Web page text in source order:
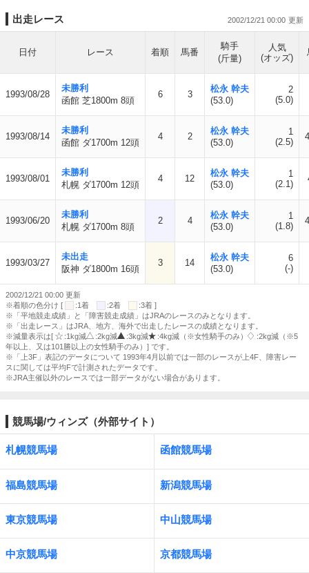
出走レース 2002/12/21 00:00
日付 レース 着順 馬番
騎手
(斤量)
人気
(オッズ)
1993/08/28
未勝利
函館 芝1800m 8頭
6 3
松永 幹夫
(53.0)
2
(5.0)
1993/08/14
未勝利
函館 ダ1700m 12頭
4 2
松永 幹夫
(53.0)
1
(2.5)
1993/08/01
未勝利
札幌 ダ1700m 12頭
4 12
松永 幹夫
(53.0)
1
(2.1)
1993/06/20
未勝利
札幌 ダ1700m 8頭
2 4
松永 幹夫
(53.0)
1
(1.8)
1993/03/27
未出走
阪神 ダ1800m 16頭
3 14
松永 幹夫
(53.0)
6
(-)
2002/12/21 00:00 更新
※着順の色分け [
:1着 :2着
:3着 ]
※「平地競走成績」と「障害競走成績」はJRAのレースのみとなります。
※「出走レース」はJRA、地方、海外で出走したレースの成績となります。
※減量表示は[
:1kg減 :2kg減 :3kg減 :4kg減（※女性騎手のみ）
:2kg減（※5
年以上、又は101勝以上の女性騎手のみ）] です。
※「上3F」表記のデータについて 1993年4月以前では一部のレースが上4F、障害レー
スに関しては平均Fで計測されたデータです。
※JRA主催以外のレースでは一部データがない場合があります。
競馬場/ウィンズ（外部サイト）
札幌競馬場 函館競馬場
福島競馬場 新潟競馬場
東京競馬場 中山競馬場
中京競馬場 京都競馬場